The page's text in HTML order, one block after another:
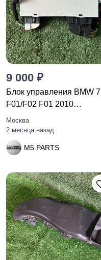
9 000 ₽
Блок управления BMW 7
F01/F02 F01 2010
61359230943
Москва
2 месяца назад
M5.PARTS